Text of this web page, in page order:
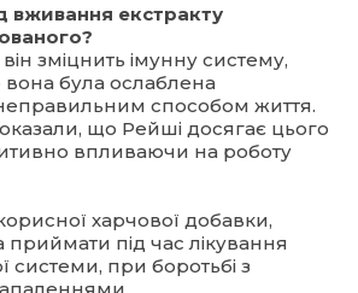
вживання екстракту
зміцнить імунну систему,
була ослаблена
способом життя.
що Рейші досягає цього
впливаючи на роботу
харчової добавки,
під час лікування
системи, при боротьбі з